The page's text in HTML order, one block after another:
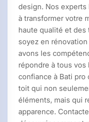
design. Nos experts
à transformer votre
haute qualité et
soyez en
avons les
répondre à tous
confiance à Bati pro
toit qui non
éléments, mais qui
apparence.